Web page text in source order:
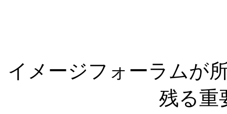
イメージフォーラムが
残る重